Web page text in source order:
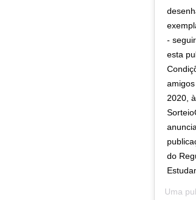
-
esta
2020,
do
Uma